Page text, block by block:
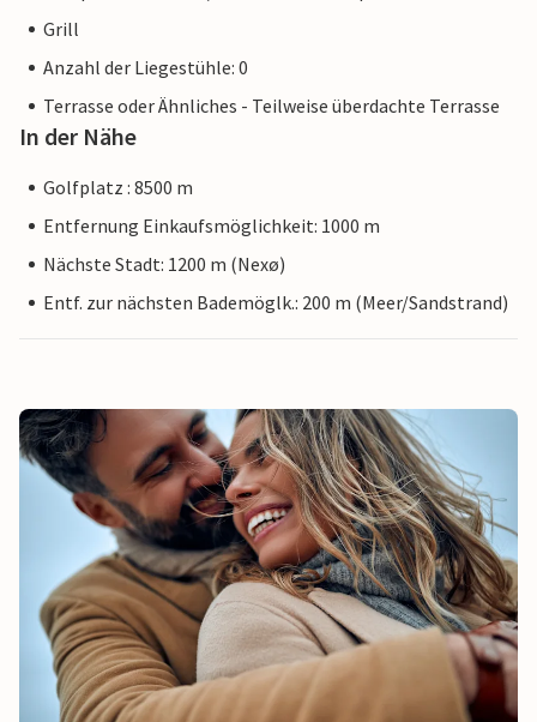
Grill
Anzahl der Liegestühle: 0
Terrasse oder Ähnliches - Teilweise überdachte Terrasse
In der Nähe
Golfplatz : 8500 m
Entfernung Einkaufsmöglichkeit: 1000 m
Nächste Stadt: 1200 m (Nexø)
Entf. zur nächsten Bademöglk.: 200 m (Meer/Sandstrand)